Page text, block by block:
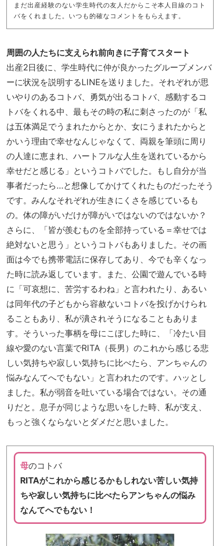
まだ出産経験のない学生時代の友人だからこそ本人目線のコト
バをくれました。いつも的確なコメントをもらえます。
周囲の人たちに支えられ前向きに子育てスタート
出産2日後に、学生時代に仲が良かったグループメンバ
ーに状況を説明するLINEを送りました。それぞれが思
いやりのあるコトバ、勇気が出るコトバ、感動するコ
トバをくれる中、最もその時の私に刺さったのが「私
は五体満足でうまれたからとか、女にうまれたからと
かいう理由で幸せなんじゃなくて、両親を筆頭に周り
の人達に恵まれ、ハートフルな人生を送れているから
幸せだと感じる」というコトバでした。もし自分が当
事者だったら…と想像してかけてくれたものだったそう
です。みんなそれぞれが生きにくさを感じているも
の。体の障がいだけが障がいではないのではないか？
さらに、「皆が羨むものを全部持っている＝幸せでは
絶対ないと思う」というコトバもありました。その画
面は今でも携帯電話に保存してあり、今でも辛くなっ
た時に読み返しています。また、公園で遊んでいる時
に「可哀想に、苦労するわね」と言われたり、あるい
は同年代の子どもから容赦ないコトバを投げかけられ
ることもあり、私が潰されそうになることもありま
す。そういった事柄を母にこぼした時に、「冷たい目
線や愛のない言葉でRITA（長男）のこれから感じる悲
しい気持ちや寂しい気持ちに比べたら、アンちゃんの
悩みなんてへでもない」と言われたのです。ハッとし
ました。私が弱音を吐いている場合ではない。その通
りだと。息子が同じような思いをした時、私が支え、
もっと強くならないとダメだと思いました。
母のコトバ
RITAがこれから感じるかもしれない苦しい気持
ちや寂しい気持ちに比べたらアンちゃんの悩み
なんてへでもない！